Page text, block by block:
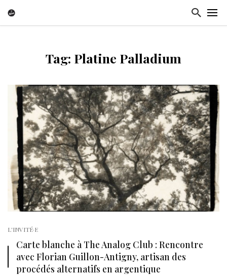
Tag: Platine Palladium
L'INVITÉ·E
Carte blanche à The Analog Club : Rencontre
avec Florian Guillon-Antigny, artisan des
procédés alternatifs en argentique